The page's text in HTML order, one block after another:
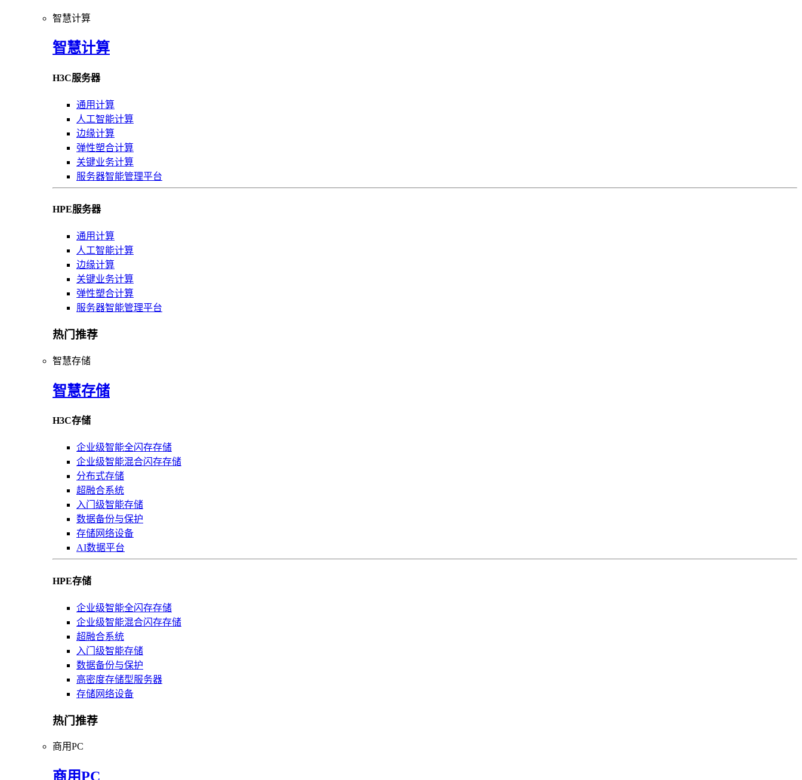
智慧计算
智慧计算
H3C服务器
通用计算
人工智能计算
边缘计算
弹性塑合计算
关键业务计算
服务器智能管理平台
HPE服务器
通用计算
人工智能计算
边缘计算
关键业务计算
弹性塑合计算
服务器智能管理平台
热门推荐
智慧存储
智慧存储
H3C存储
企业级智能全闪存存储
企业级智能混合闪存存储
分布式存储
超融合系统
入门级智能存储
数据备份与保护
存储网络设备
AI数据平台
HPE存储
企业级智能全闪存存储
企业级智能混合闪存存储
超融合系统
入门级智能存储
数据备份与保护
高密度存储型服务器
存储网络设备
热门推荐
商用PC
商用PC